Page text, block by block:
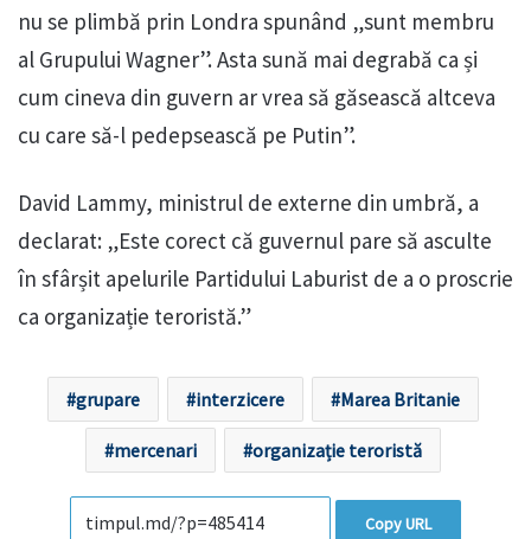
nu se plimbă prin Londra spunând „sunt membru
al Grupului Wagner”. Asta sună mai degrabă ca și
cum cineva din guvern ar vrea să găsească altceva
cu care să-l pedepsească pe Putin”.
David Lammy, ministrul de externe din umbră, a
declarat: „Este corect că guvernul pare să asculte
în sfârșit apelurile Partidului Laburist de a o proscrie
ca organizație teroristă.”
grupare interzicere Marea Britanie
mercenari organizație teroristă
Copy URL